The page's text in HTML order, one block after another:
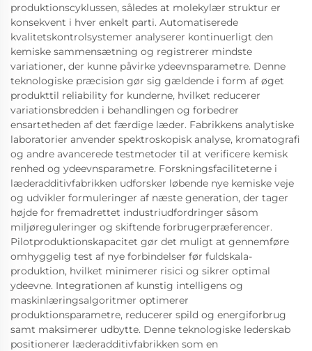
produktionscyklussen, således at molekylær struktur er
konsekvent i hver enkelt parti. Automatiserede
kvalitetskontrolsystemer analyserer kontinuerligt den
kemiske sammensætning og registrerer mindste
variationer, der kunne påvirke ydeevnsparametre. Denne
teknologiske præcision gør sig gældende i form af øget
produkttil reliability for kunderne, hvilket reducerer
variationsbredden i behandlingen og forbedrer
ensartetheden af det færdige læder. Fabrikkens analytiske
laboratorier anvender spektroskopisk analyse, kromatografi
og andre avancerede testmetoder til at verificere kemisk
renhed og ydeevnsparametre. Forskningsfaciliteterne i
læderadditivfabrikken udforsker løbende nye kemiske veje
og udvikler formuleringer af næste generation, der tager
højde for fremadrettet industriudfordringer såsom
miljøreguleringer og skiftende forbrugerpræferencer.
Pilotproduktionskapacitet gør det muligt at gennemføre
omhyggelig test af nye forbindelser før fuldskala-
produktion, hvilket minimerer risici og sikrer optimal
ydeevne. Integrationen af kunstig intelligens og
maskinlæringsalgoritmer optimerer
produktionsparametre, reducerer spild og energiforbrug
samt maksimerer udbytte. Denne teknologiske lederskab
positionerer læderadditivfabrikken som en